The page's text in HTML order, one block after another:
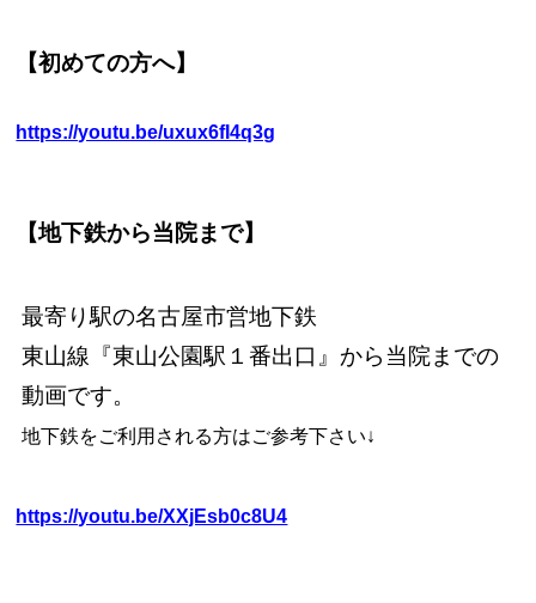
【初めての方へ】
https://youtu.be/uxux6fI4q3g
【地下鉄から当院まで】
最寄り駅の名古屋市営地下鉄
東山線『東山公園駅１番出口』から当院までの
動画です。
地下鉄をご利用される方はご参考下さい↓
https://youtu.be/XXjEsb0c8U4